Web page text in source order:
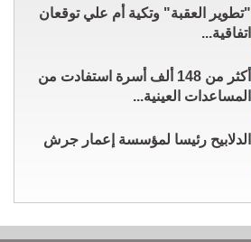
"تطوير العقبة" وتكية أم علي توقعان
اتفاقية...
أكثر من 148 ألف أسرة استفادت من
المساعدات العينية...
الدلابيح رئيسا لمؤسسة إعمار جرش